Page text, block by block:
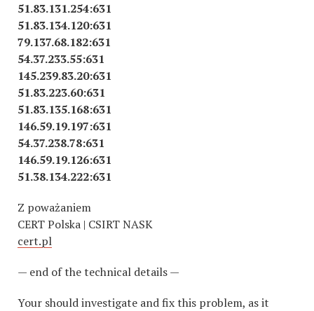
51.83.131.254:631
51.83.134.120:631
79.137.68.182:631
54.37.233.55:631
145.239.83.20:631
51.83.223.60:631
51.83.135.168:631
146.59.19.197:631
54.37.238.78:631
146.59.19.126:631
51.38.134.222:631
Z poważaniem
CERT Polska | CSIRT NASK
cert.pl
— end of the technical details —
Your should investigate and fix this problem, as it